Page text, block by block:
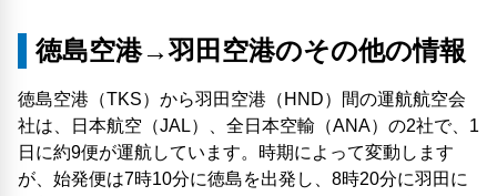
徳島空港→羽田空港のその他の情報
徳島空港（TKS）から羽田空港（HND）間の運航航空会
社は、日本航空（JAL）、全日本空輸（ANA）の2社で、1
日に約9便が運航しています。時期によって変動します
が、始発便は7時10分に徳島を出発し、8時20分に羽田に